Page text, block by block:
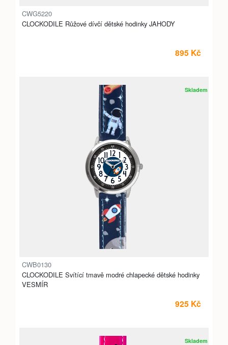
CWG5220
CLOCKODILE Růžové dívčí dětské hodinky JAHODY
895 Kč
Skladem
CWB0130
CLOCKODILE Svítící tmavě modré chlapecké dětské hodinky
VESMÍR
925 Kč
Skladem